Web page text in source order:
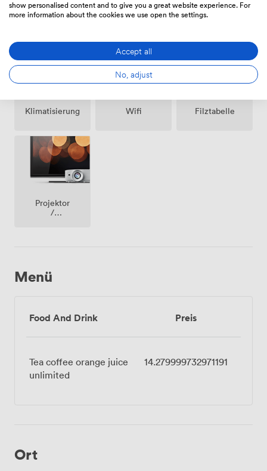
bieten durch die Original-Panoramafenster einen
besonderen Blick über Berlin.
Ausstattungen
Klimatisierung Wifi Filztabelle
Projektor
/
Menü
Food And Drink Preis
Tea coffee orange juice
unlimited
14.279999732971191
Ort
show personalised content and to give you a great website experience. For
more information about the cookies we use open the settings.
Accept all
No, adjust